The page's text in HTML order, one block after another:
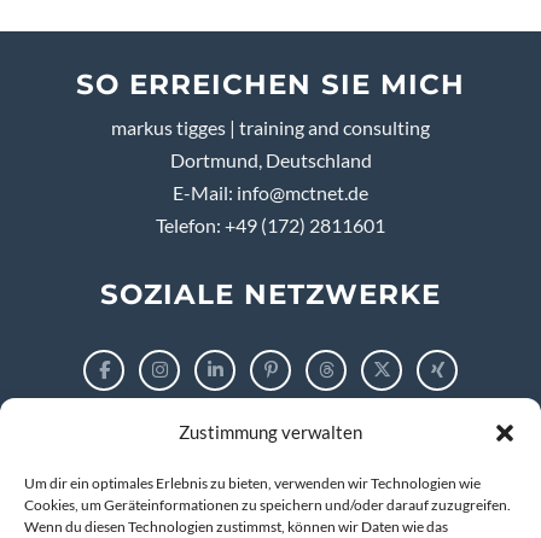
Zustimmung verwalten
Um dir ein optimales Erlebnis zu bieten, verwenden wir Technologien wie
Cookies, um Geräteinformationen zu speichern und/oder darauf zuzugreifen.
Wenn du diesen Technologien zustimmst, können wir Daten wie das
SO ERREICHEN SIE MICH
markus tigges | training and consulting
Dortmund, Deutschland
E-Mail: info@mctnet.de
Telefon: +49 (172) 2811601
SOZIALE NETZWERKE
Impressum